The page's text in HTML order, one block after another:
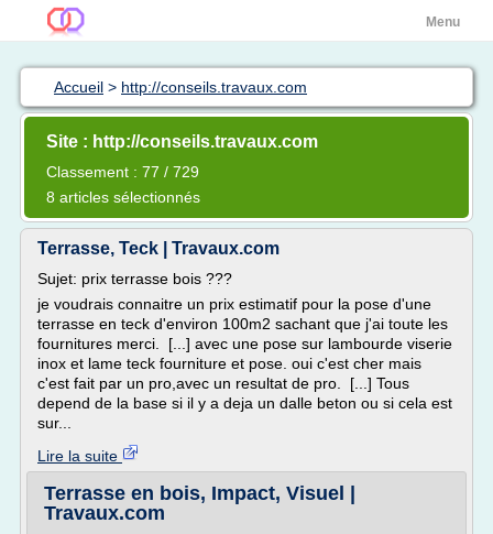
Menu
Accueil > http://conseils.travaux.com
Site : http://conseils.travaux.com
Classement : 77 / 729
8 articles sélectionnés
Terrasse, Teck | Travaux.com
Sujet: prix terrasse bois ???
je voudrais connaitre un prix estimatif pour la pose d'une
terrasse en teck d'environ 100m2 sachant que j'ai toute les
fournitures merci. [...] avec une pose sur lambourde viserie
inox et lame teck fourniture et pose. oui c'est cher mais
c'est fait par un pro,avec un resultat de pro. [...] Tous
depend de la base si il y a deja un dalle beton ou si cela est
sur...
Lire la suite
Terrasse en bois, Impact, Visuel |
Travaux.com